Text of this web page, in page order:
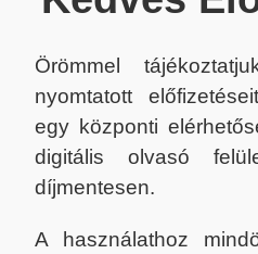
Örömmel
nyomtatott
egy központi
digitális olvasó
díjmentesen.
A használathoz